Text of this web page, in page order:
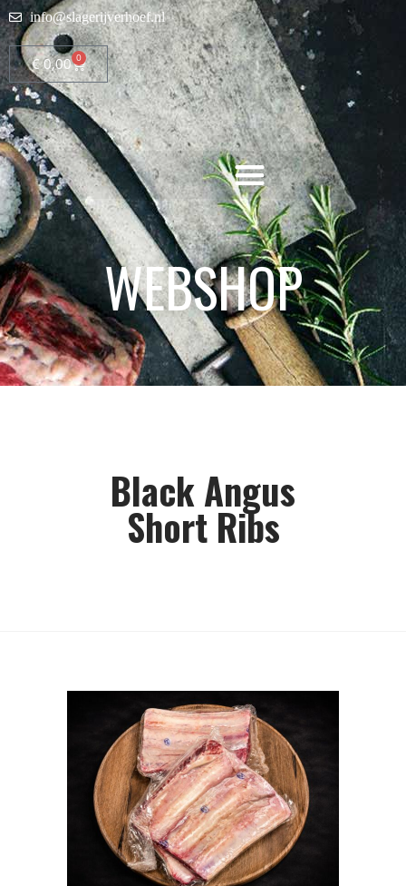
info@slagerijverhoef.nl
€0,00 0
WEBSHOP
Black Angus
Short Ribs